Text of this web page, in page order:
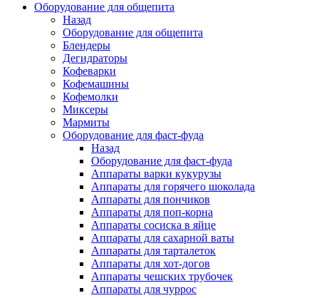
Оборудование для общепита
Назад
Оборудование для общепита
Блендеры
Дегидраторы
Кофеварки
Кофемашины
Кофемолки
Миксеры
Мармиты
Оборудование для фаст-фуда
Назад
Оборудование для фаст-фуда
Аппараты варки кукурузы
Аппараты для горячего шоколада
Аппараты для пончиков
Аппараты для поп-корна
Аппараты сосиска в яйце
Аппараты для сахарной ваты
Аппараты для тарталеток
Аппараты для хот-догов
Аппараты чешских трубочек
Аппараты для чуррос